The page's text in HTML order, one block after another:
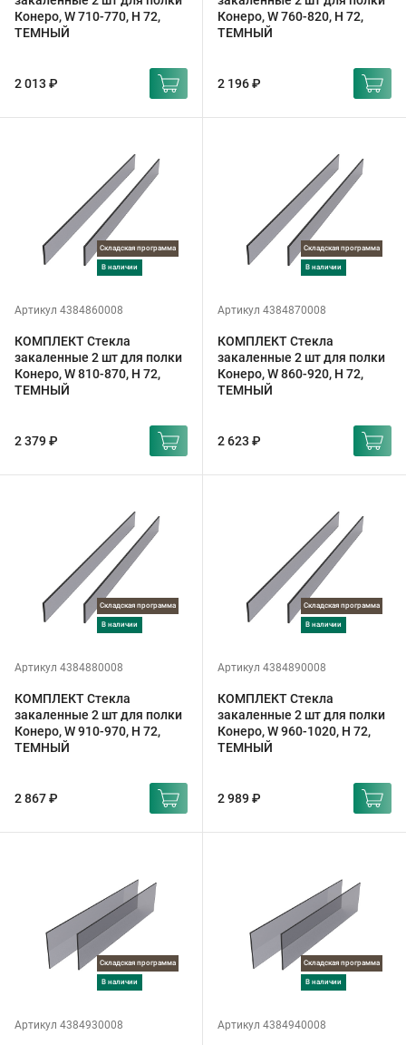
Конеро, W 710-770, H 72,
ТЕМНЫЙ
2 013 ₽
Конеро, W 760-820, H 72,
ТЕМНЫЙ
2 196 ₽
Складская программа
в наличии
Артикул 4384860008
КОМПЛЕКТ Стекла
закаленные 2 шт для полки
Конеро, W 810-870, H 72,
ТЕМНЫЙ
2 379 ₽
Складская программа
в наличии
Артикул 4384870008
КОМПЛЕКТ Стекла
закаленные 2 шт для полки
Конеро, W 860-920, H 72,
ТЕМНЫЙ
2 623 ₽
Складская программа
в наличии
Артикул 4384880008
КОМПЛЕКТ Стекла
закаленные 2 шт для полки
Конеро, W 910-970, H 72,
ТЕМНЫЙ
2 867 ₽
Складская программа
в наличии
Артикул 4384890008
КОМПЛЕКТ Стекла
закаленные 2 шт для полки
Конеро, W 960-1020, H 72,
ТЕМНЫЙ
2 989 ₽
Складская программа
в наличии
Артикул 4384930008
Складская программа
в наличии
Артикул 4384940008